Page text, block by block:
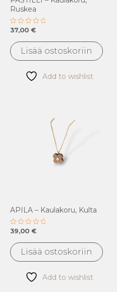
Ruskea
Arvostelu
tuotteesta:
/
5
37,00 €
Lisää ostoskoriin
Add to wishlist
APILA – Kaulakoru, Kulta
Arvostelu
tuotteesta:
/
5
39,00 €
Lisää ostoskoriin
Add to wishlist